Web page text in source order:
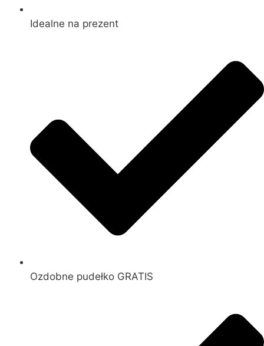
Idealne na prezent
Ozdobne pudełko GRATIS